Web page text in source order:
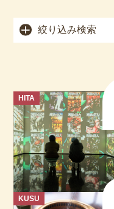
絞り込み検索
HITA
KUSU